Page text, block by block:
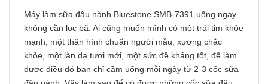
Máy làm sữa đậu nành Bluestone SMB-7391 uống ngay
không cần lọc bã. Ai cũng muốn mình có một trái tim khỏe
mạnh, một thân hình chuẩn người mẫu, xương chắc
khỏe, một làn da tươi mới, một sức đề kháng tốt, để làm
được điều đó bạn chỉ cầm uống mỗi ngày từ 2-3 cốc sữa